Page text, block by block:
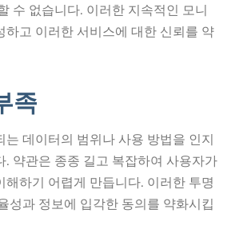
수 없습니다. 이러한 지속적인 모니
하고 이러한 서비스에 대한 신뢰를 약
족
는 데이터의 범위나 사용 방법을 인지
. 약관은 종종 길고 복잡하여 사용자가
해하기 어렵게 만듭니다. 이러한 투명
성과 정보에 입각한 동의를 약화시킵